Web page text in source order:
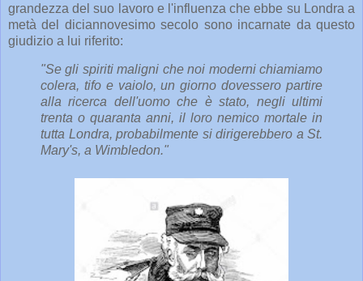
grandezza del suo lavoro e l'influenza che ebbe su Londra a
metà del diciannovesimo secolo sono incarnate da questo
giudizio a lui riferito:
"Se gli spiriti maligni che noi moderni chiamiamo
colera, tifo e vaiolo, un giorno dovessero partire
alla ricerca dell'uomo che è stato, negli ultimi
trenta o quaranta anni, il loro nemico mortale in
tutta Londra, probabilmente si dirigerebbero a St.
Mary's, a Wimbledon."